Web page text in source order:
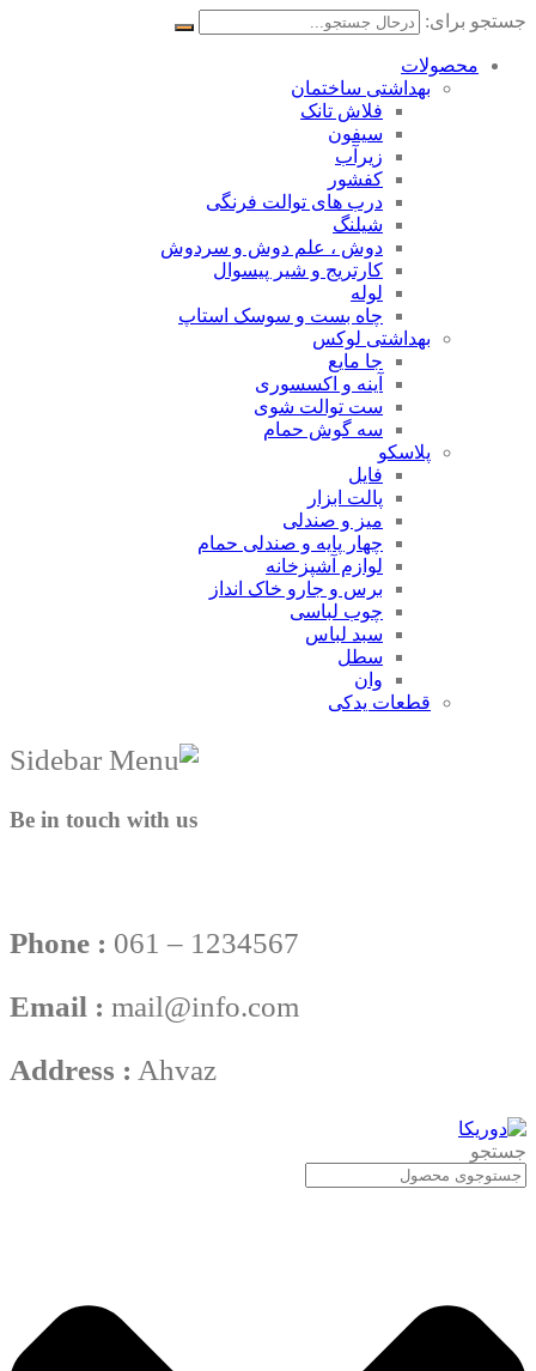
جستجو برای:
محصولات
بهداشتی ساختمان
فلاش تانک
سیفون
زیرآب
کفشور
درب های توالت فرنگی
شیلنگ
دوش ، علم دوش و سردوش
کارتریج و شیر پیسوال
لوله
چاه بست و سوسک استاپ
بهداشتی لوکس
جا مایع
آینه و اکسسوری
ست توالت شوی
سه گوش حمام
پلاسکو
فایل
پالت ابزار
میز و صندلی
چهار پایه و صندلی حمام
لوازم آشپزخانه
برس و جارو خاک انداز
چوب لباسی
سبد لباس
سطل
وان
قطعات یدکی
Be in touch with us
Phone : 061 – 1234567
Email : mail@info.com
Address : Ahvaz
جستجو